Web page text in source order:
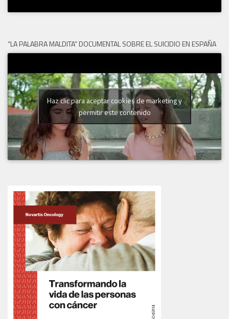
“LA PALABRA MALDITA” DOCUMENTAL SOBRE EL SUICIDIO EN ESPAÑA
Haz clic para aceptar cookies de marketing y
permitir este contenido